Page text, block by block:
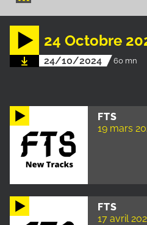
FTS
19 mars
FTS
17 avril
24 Octobre
24/10/2024 60 mn